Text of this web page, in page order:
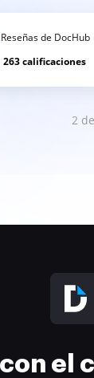
Reseñas de DocHub
263 calificaciones
2
el